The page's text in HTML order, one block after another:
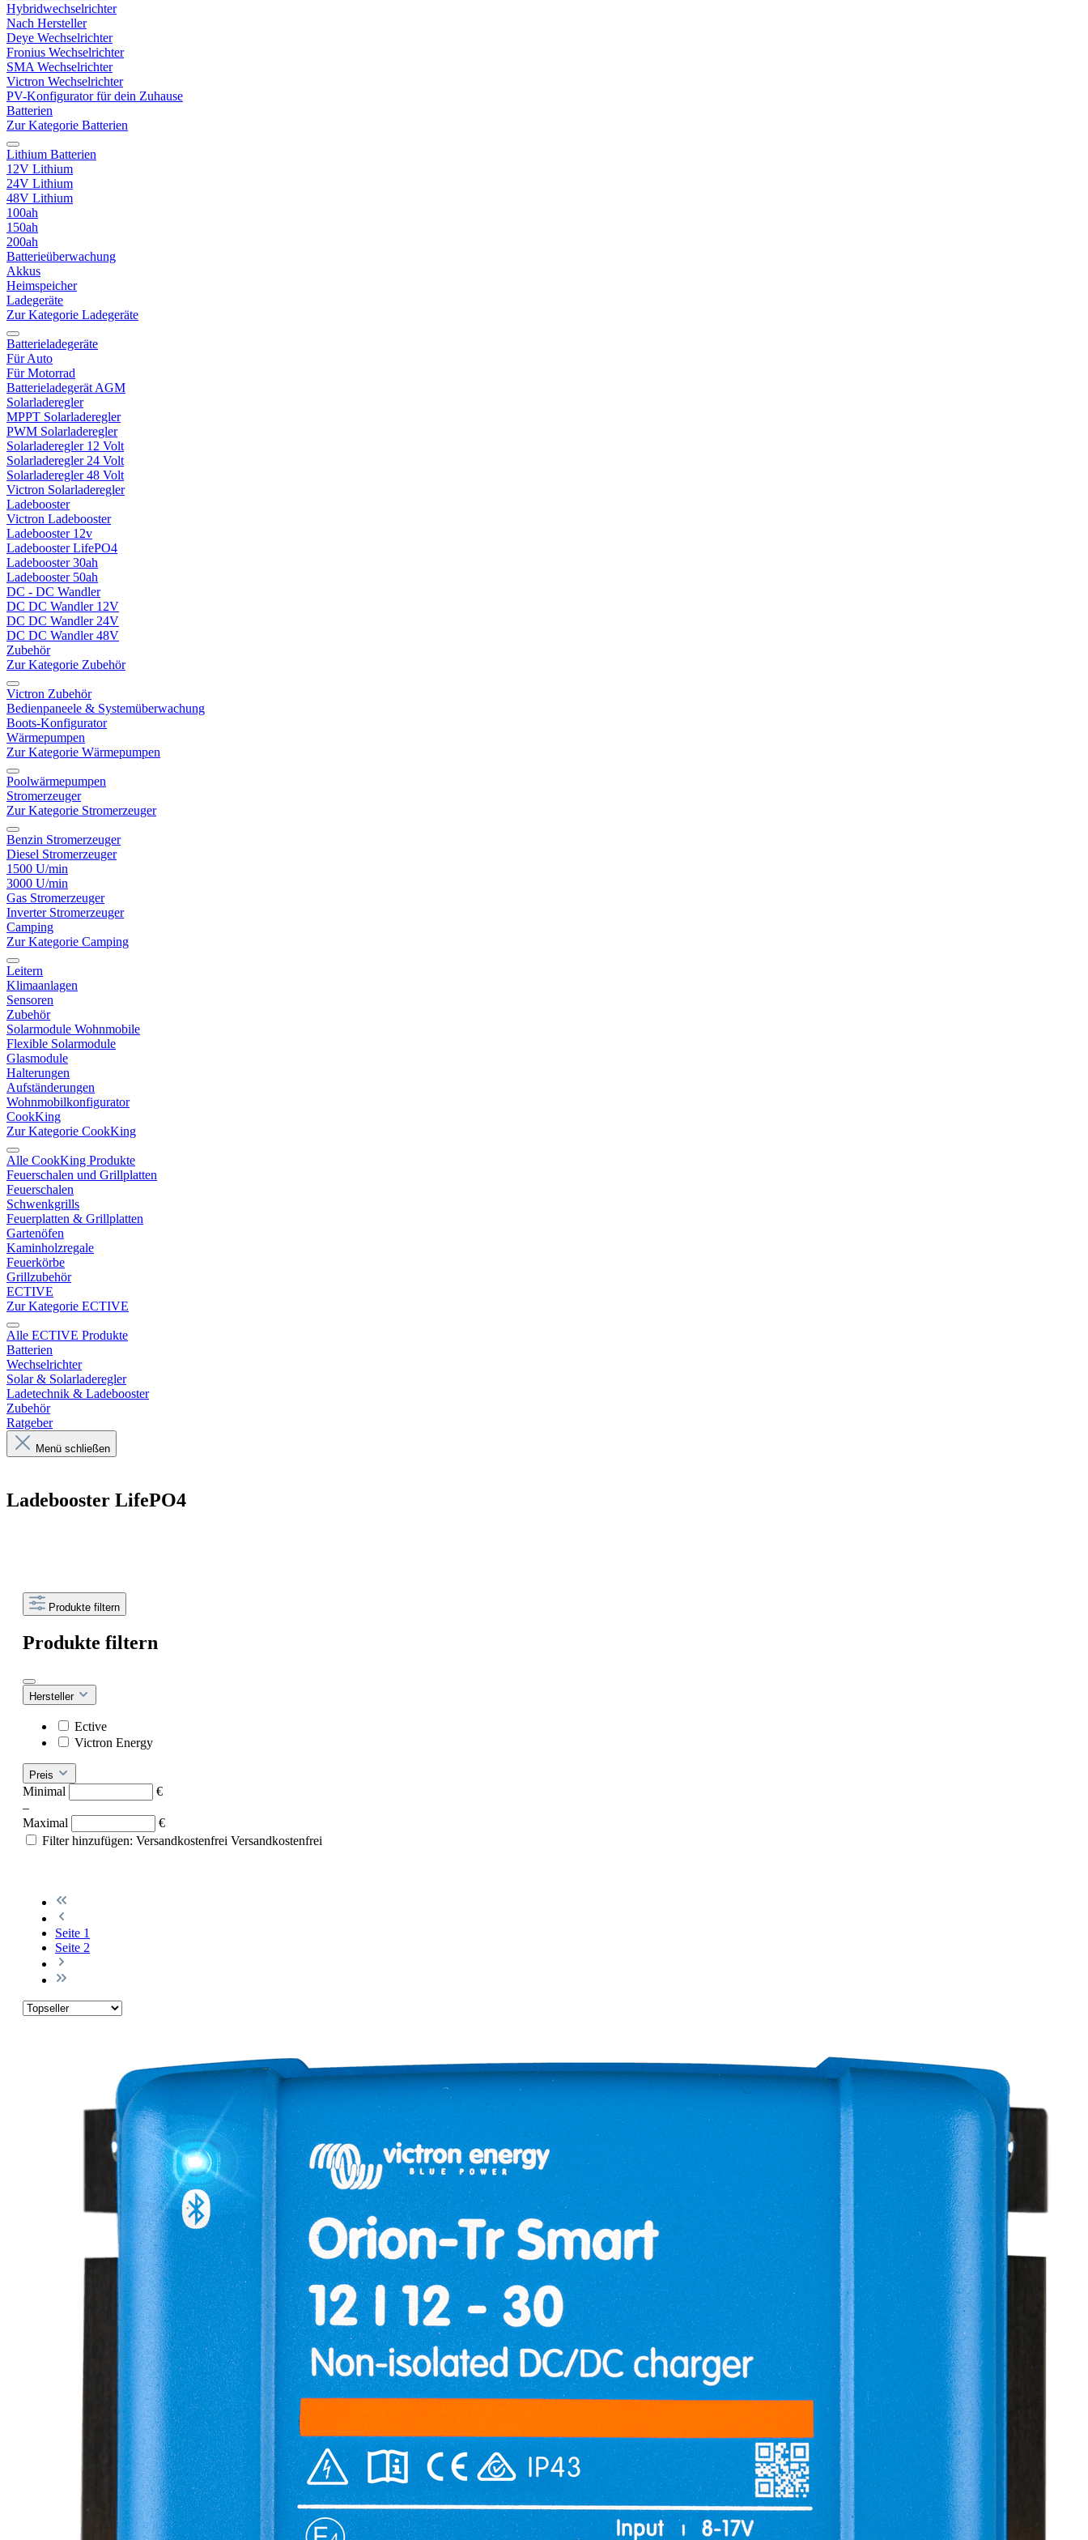
Hybridwechselrichter
Nach Hersteller
Deye Wechselrichter
Fronius Wechselrichter
SMA Wechselrichter
Victron Wechselrichter
PV-Konfigurator für dein Zuhause
Batterien
Zur Kategorie Batterien
Lithium Batterien
12V Lithium
24V Lithium
48V Lithium
100ah
150ah
200ah
Batterieüberwachung
Akkus
Heimspeicher
Ladegeräte
Zur Kategorie Ladegeräte
Batterieladegeräte
Für Auto
Für Motorrad
Batterieladegerät AGM
Solarladeregler
MPPT Solarladeregler
PWM Solarladeregler
Solarladeregler 12 Volt
Solarladeregler 24 Volt
Solarladeregler 48 Volt
Victron Solarladeregler
Ladebooster
Victron Ladebooster
Ladebooster 12v
Ladebooster LifePO4
Ladebooster 30ah
Ladebooster 50ah
DC - DC Wandler
DC DC Wandler 12V
DC DC Wandler 24V
DC DC Wandler 48V
Zubehör
Zur Kategorie Zubehör
Victron Zubehör
Bedienpaneele & Systemüberwachung
Boots-Konfigurator
Wärmepumpen
Zur Kategorie Wärmepumpen
Poolwärmepumpen
Stromerzeuger
Zur Kategorie Stromerzeuger
Benzin Stromerzeuger
Diesel Stromerzeuger
1500 U/min
3000 U/min
Gas Stromerzeuger
Inverter Stromerzeuger
Camping
Zur Kategorie Camping
Leitern
Klimaanlagen
Sensoren
Zubehör
Solarmodule Wohnmobile
Flexible Solarmodule
Glasmodule
Halterungen
Aufständerungen
Wohnmobilkonfigurator
CookKing
Zur Kategorie CookKing
Alle CookKing Produkte
Feuerschalen und Grillplatten
Feuerschalen
Schwenkgrills
Feuerplatten & Grillplatten
Gartenöfen
Kaminholzregale
Feuerkörbe
Grillzubehör
ECTIVE
Zur Kategorie ECTIVE
Alle ECTIVE Produkte
Batterien
Wechselrichter
Solar & Solarladeregler
Ladetechnik & Ladebooster
Zubehör
Ratgeber
Menü schließen
Ladebooster LifePO4
Produkte filtern
Produkte filtern
Hersteller
Ective
Victron Energy
Preis
Minimal
€
–
Maximal
€
Filter hinzufügen: Versandkostenfrei Versandkostenfrei
Seite 1
Seite 2